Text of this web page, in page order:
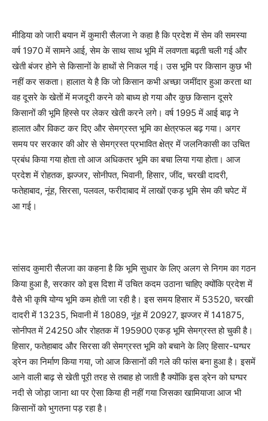
मीडिया को जारी बयान में कुमारी सैलजा ने कहा है कि प्रदेश में सेम की समस्या
वर्ष 1970 में सामने आई, सेम के साथ साथ भूमि में लवणता बढ़ती चली गई और
खेती बंजर होने से किसानों के हाथों से निकल गई। उस भूमि पर किसान कुछ भी
नहीं कर सकता। हालात ये है कि जो किसान कभी अच्छा जमींदार हुआ करता था
वह दूसरे के खेतों में मजदूरी करने को बाध्य हो गया और कुछ किसान दूसरे
किसानों की भूमि हिस्से पर लेकर खेती करने लगे। वर्ष 1995 में आई बाढ़ ने
हालात और विकट कर दिए और सेमग्रस्त भूमि का क्षेत्रफल बढ़ गया। अगर
समय पर सरकार की ओर से सेमग्रस्त प्रभावित क्षेत्र में जलनिकासी का उचित
प्रबंध किया गया होता तो आज अधिकतर भूमि का बचा लिया गया होता। आज
प्रदेश में रोहतक, झज्जर, सोनीपत, भिवानी, हिसार, जींद, चरखी दादरी,
फतेहाबाद, नूंह, सिरसा, पलवल, फरीदाबाद में लाखों एकड़ भूमि सेम की चपेट में
आ गई।
सांसद कुमारी सैलजा का कहना है कि भूमि सुधार के लिए अलग से निगम का गठन
किया हुआ है, सरकार को इस दिशा में उचित कदम उठाना चाहिए क्योंकि प्रदेश में
वैसे भी कृषि योग्य भूमि कम होती जा रही है। इस समय हिसार में 53520, चरखी
दादरी में 13235, भिवानी में 18089, नूंह में 20927, झज्जर में 141875,
सोनीपत में 24250 और रोहतक में 195900 एकड़ भूमि सेमग्रस्त हो चुकी है।
हिसार, फतेहाबाद और सिरसा की सेमग्रस्त भूमि को बचाने के लिए हिसार-घग्घर
ड्रेन का निर्माण किया गया, जो आज किसानों की गले की फांस बना हुआ है। इसमें
आने वाली बाढ़ से खेती पूरी तरह से तबाह हो जाती हैै क्योंकि इस ड्रेन को घग्घर
नदी से जोड़ा जाना था पर ऐसा किया ही नहीं गया जिसका खामियाजा आज भी
किसानों को भुगतना पड़ रहा है।